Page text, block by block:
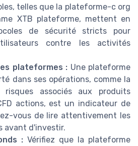
telles que la plateforme-c org
XTB plateforme, mettent en
de sécurité stricts pour
contre les activités
plateformes : Une plateforme
dans ses opérations, comme la
risques associés aux produits
actions, est un indicateur de
vous de lire attentivement les
avant d'investir.
: Vérifiez que la plateforme